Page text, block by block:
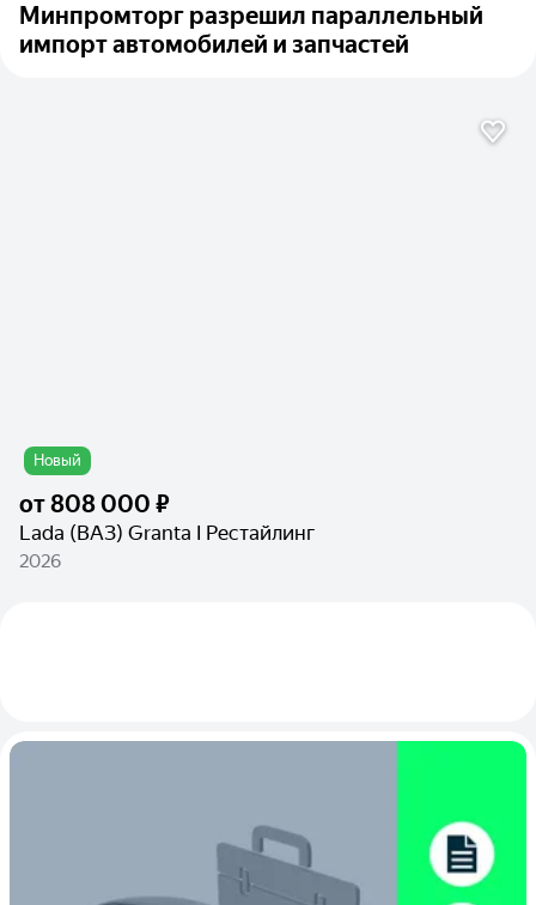
Минпромторг разрешил параллельный
импорт автомобилей и запчастей
Новый
от808 000 ₽
Lada (ВАЗ) Granta I Рестайлинг
2026